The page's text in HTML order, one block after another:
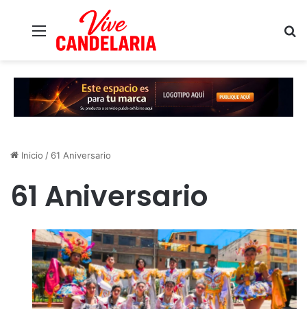
Inicio / 61 Aniversario
61 Aniversario